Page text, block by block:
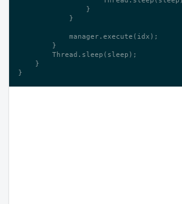
                }
            }
            manager.execute(idx);
        }
        Thread.sleep(sleep);
    }
}